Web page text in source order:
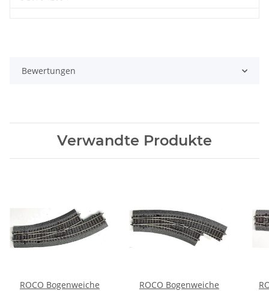
Bewertungen
Verwandte Produkte
ROCO Bogenweiche
ROCO Bogenweiche